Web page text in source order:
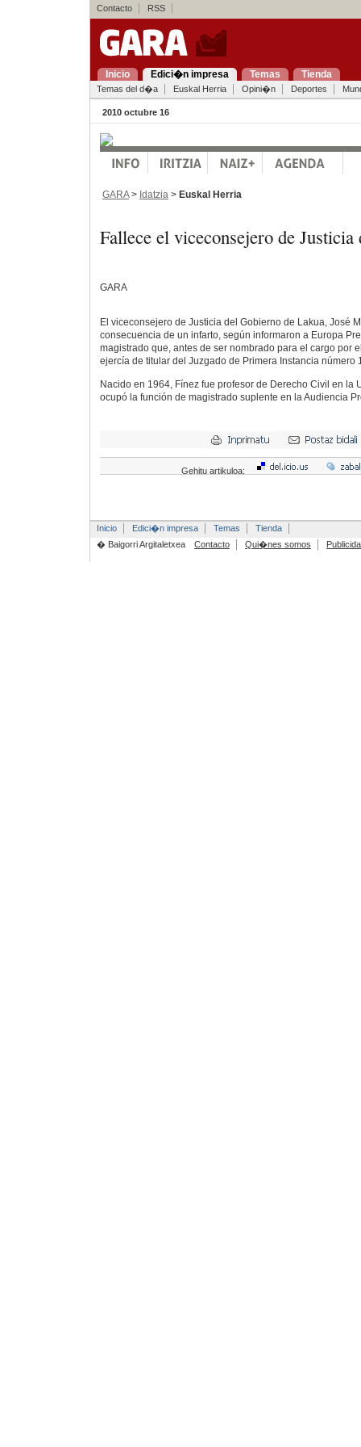
Contacto RSS
Inicio Edici�n impresa Temas Tienda
Temas del d�a Euskal Herria Opini�n Deportes
2010 octubre 16
GARA> Idatzia > Euskal Herria
Fallece el viceconsejero de Justicia
GARA
El viceconsejero de Justicia del Gobierno de Lakua, José
consecuencia de un infarto, según informaron a Europa
magistrado que, antes de ser nombrado para el cargo por
ejercía de titular del Juzgado de Primera Instancia número
Nacido en 1964, Fínez fue profesor de Derecho Civil en la
ocupó la función de magistrado suplente en la Audiencia
Gehitu artikuloa:
Inicio Edici�n impresa Temas
Tienda
� Baigorri Argitaletxea
Contacto Qui�nes somos